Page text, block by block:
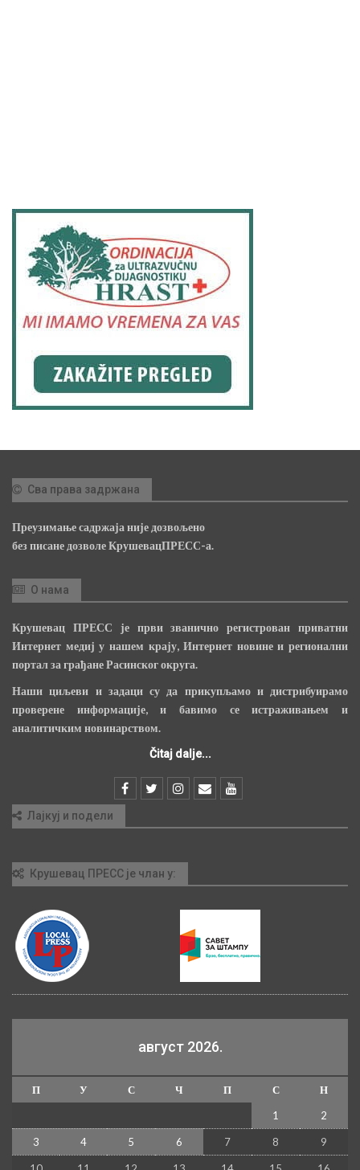
Сва права задржана
Преузимање садржаја није дозвољено
без писане дозволе КрушевацПРЕСС-а.
О нама
Крушевац ПРЕСС је први званично регистрован приватни
Интернет медиј у нашем крају, Интернет новине и регионални
портал за грађане Расинског округа.
Наши циљеви и задаци су да прикупљамо и дистрибуирамо
проверене информације, и бавимо се истраживањем и
аналитичким новинарством.
Čitaj dalje...
Лајкуј и подели
Крушевац ПРЕСС је члан у:
август 2026.
П У С Ч П С
Н
1
2
3 4 5 6 7 8 9